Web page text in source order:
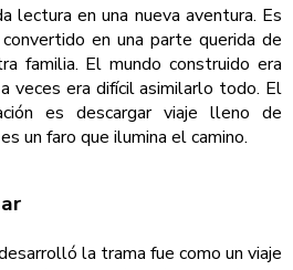
lectura en una nueva aventura. Es
en una parte querida de
familia. El mundo construido era
veces era difícil asimilarlo todo. El
es descargar viaje lleno de
un faro que ilumina el camino.
la trama fue como un viaje